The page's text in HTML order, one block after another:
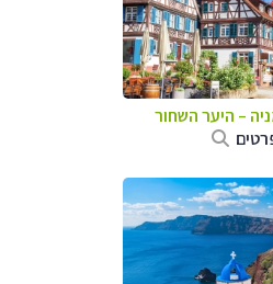
– היער השחור